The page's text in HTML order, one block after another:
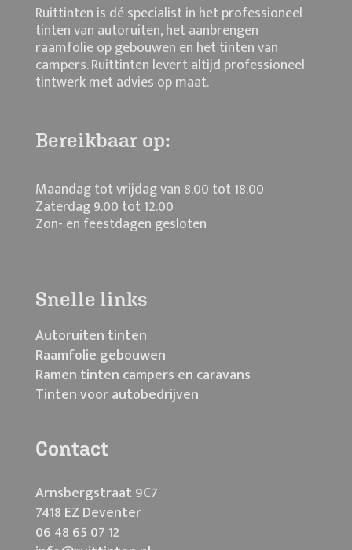
Ruittinten is dé specialist in het professioneel
tinten van autoruiten, het aanbrengen
raamfolie op gebouwen en het tinten van
campers. Ruittinten levert altijd professioneel
tintwerk met advies op maat.
Bereikbaar op:
Maandag tot vrijdag van 8.00 tot 18.00
Zaterdag 9.00 tot 12.00
Zon- en feestdagen gesloten
Snelle links
Autoruiten tinten
Raamfolie gebouwen
Ramen tinten campers en caravans
Tinten voor autobedrijven
Contact
Arnsbergstraat 9C7
7418 EZ Deventer
06 48 65 07 12